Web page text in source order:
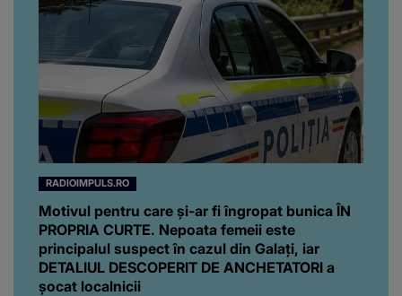
RADIOIMPULS.RO
Motivul pentru care și-ar fi îngropat bunica ÎN
PROPRIA CURTE. Nepoata femeii este
principalul suspect în cazul din Galați, iar
DETALIUL DESCOPERIT DE ANCHETATORI a
șocat localnicii